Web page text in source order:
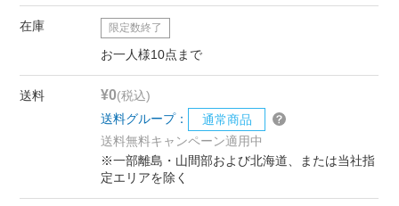
在庫 限定数終了
お一人様10点まで
送料 ¥0(税込)
送料グループ：
通常商品
送料無料キャンペーン適用中
※一部離島・山間部および北海道、または当社指
定エリアを除く